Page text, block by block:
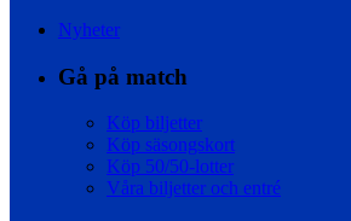
Nyheter
Gå på match
Köp biljetter
Köp säsongskort
Köp 50/50-lotter
Våra biljetter och entré